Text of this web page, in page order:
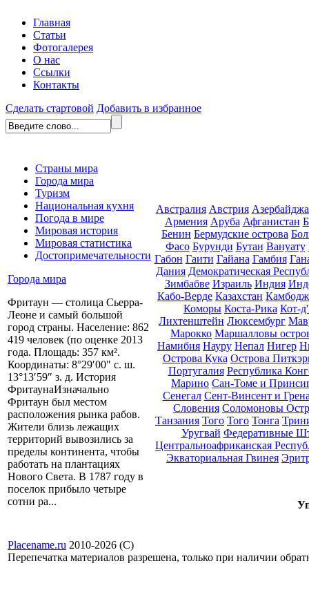
Главная
Статьи
Фотогалерея
О нас
Ссылки
Контакты
Сделать стартовой Добавить в избранное
Страны мира
Города мира
Туризм
Национальная кухня
Погода в мире
Мировая история
Мировая статистика
Достопримечательности
Города мира
Фритаун — столица Сьерра-
Леоне и самый большой
город страны. Население: 862
419 человек (по оценке 2013
года. Площадь: 357 км².
Координаты: 8°29′00″ с. ш.
13°13′59″ з. д. История
ФритаунаИзначально
Фритаун был местом
расположения рынка рабов.
Жители близь лежащих
территорий вывозились за
пределы континента, чтобы
работать на плантациях
Нового Света. В 1787 году в
поселок прибыло четыре
сотни ра...
Австралия Австрия
Армения Аруба Афганистан
Бенин Бермудские острова
Фасо Бурунди Бутан Вануату
Габон Гаити Гайана Гамбия
Дания Демократическая
Зимбабве Израиль Индия
Кабо-Верде Казахстан
Коморы Коста-Рика Кот-
Лихтенштейн Люксембург
Марокко Маршалловы
Намибия Науру Непал Нигер
Острова Кука Острова
Португалия Республика
Марино Сан-Томе и
Сенегал Сент-Винсент и
Словения Соломоновы
Танзания Того Того Тонга
Уругвай Федеративные
Центральноафриканская
Экваториальная Гвинея
Placename.ru 2010-2026 (С)
Перепечатка материалов разрешена, только при наличии